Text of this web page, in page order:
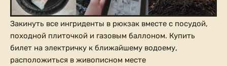
Закинуть все ингриденты в рюкзак вместе с посудой,
походной плиточкой и газовым баллоном. Купить
билет на электричку к ближайшему водоему,
расположиться в живописном месте